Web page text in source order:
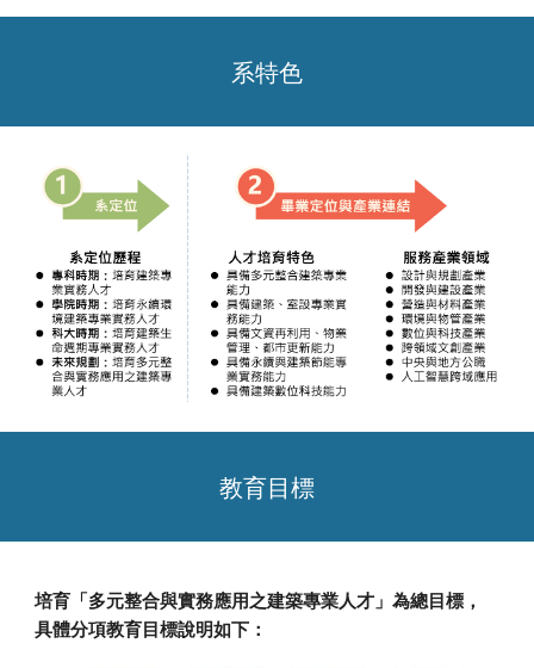
系特色
教育目標
培育「多元整合與實務應用之建築專業人才」為總目標，
具體分項教育目標說明如下：